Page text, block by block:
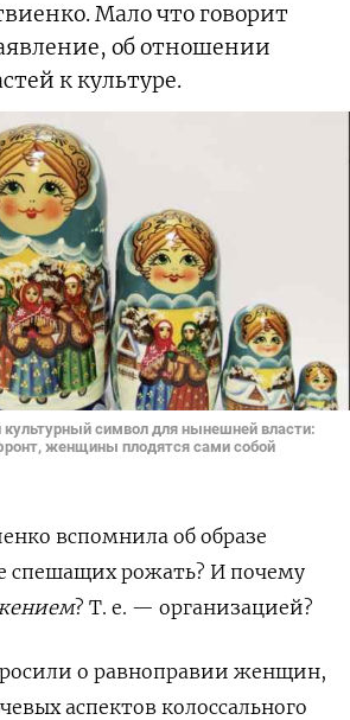
Мало что говорит
об отношении
к культуре.
символ для нынешней власти:
женщины плодятся сами собой
вспомнила об образе
спешащих рожать? И почему
? Т. е. — организацией?
о равноправии женщин,
аспектов колоссального